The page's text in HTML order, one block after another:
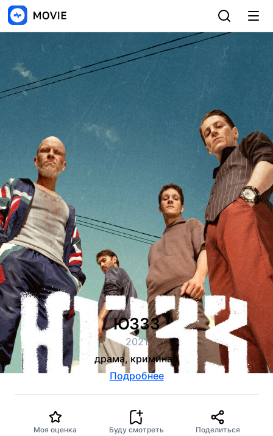
ЮЗЗЗ
2021
драма, криминал
Подробнее
Моя оценка Буду смотреть Поделиться